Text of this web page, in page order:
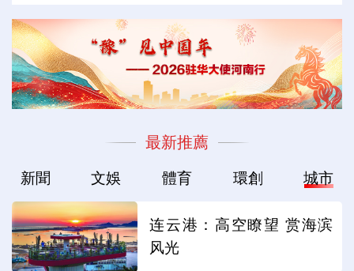
最新推薦
新聞 文娛 體育 環創 城市
连云港：高空瞭望 赏海滨
风光